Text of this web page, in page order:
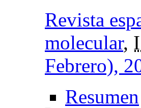
Revista
molecular,
Febrero),
Resumen